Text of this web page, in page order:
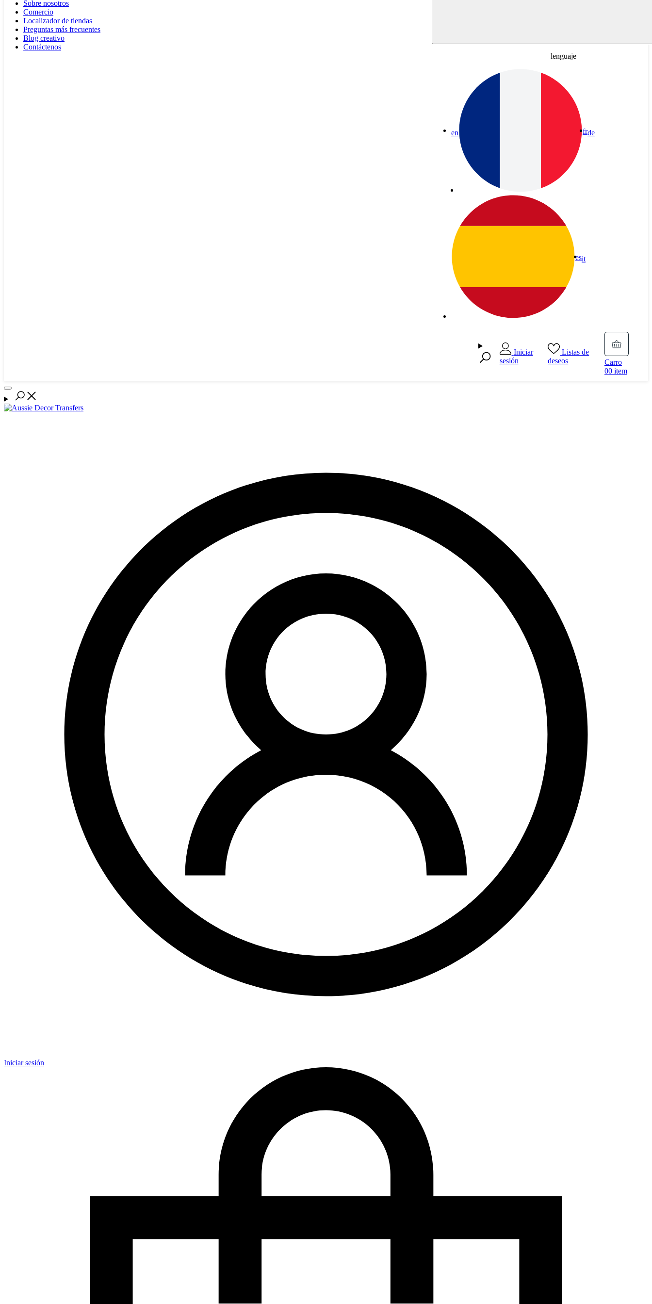
Sobre nosotros
Comercio
Localizador de tiendas
Preguntas más frecuentes
Blog creativo
Contáctenos
lenguaje
en frde
esit
Iniciar
sesión
Listas de
deseos
Carro
00 item
Iniciar sesión